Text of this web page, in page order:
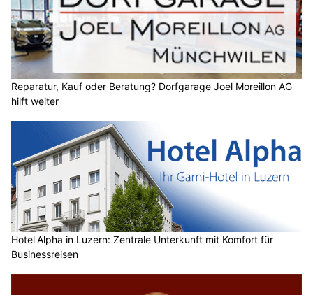
Reparatur, Kauf oder Beratung? Dorfgarage Joel Moreillon AG
hilft weiter
Hotel Alpha in Luzern: Zentrale Unterkunft mit Komfort für
Businessreisen